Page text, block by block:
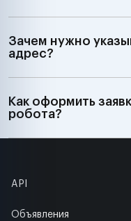
Зачем нужно
адрес?
Как оформить
робота?
API
Объявления